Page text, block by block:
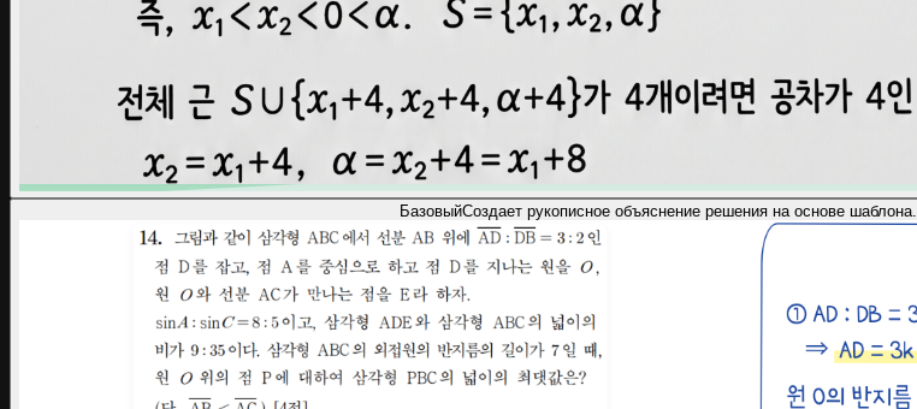
БазовыйСоздает рукописное объяснение решения на основе шаблона.